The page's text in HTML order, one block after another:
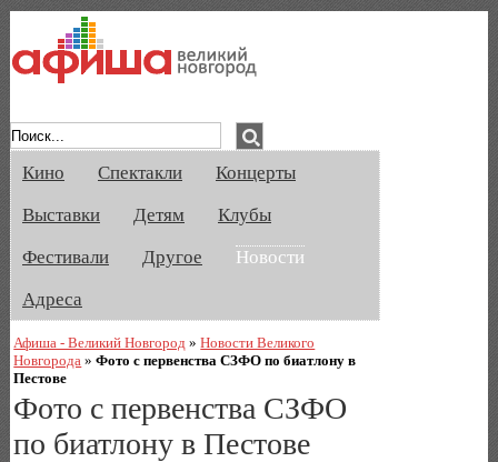
Кино Спектакли
Концерты
Выставки
Детям
Клубы
Фестивали
Другое
Новости
Адреса
Афиша - Великий Новгород »Новости Великого
Новгорода »Фото с первенства СЗФО по биатлону в
Пестове
Фото с первенства СЗФО
по биатлону в Пестове